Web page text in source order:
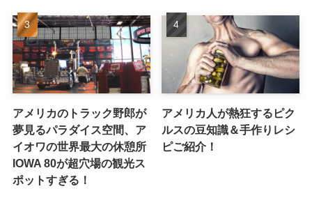
アメリカのトラック野郎が
夢見るパラダイス空間、ア
イオワの世界最大の休憩所
IOWA 80が超穴場の観光ス
ポットすぎる！
アメリカ人が熱狂するピク
ルスの豆知識＆手作りレシ
ピご紹介！